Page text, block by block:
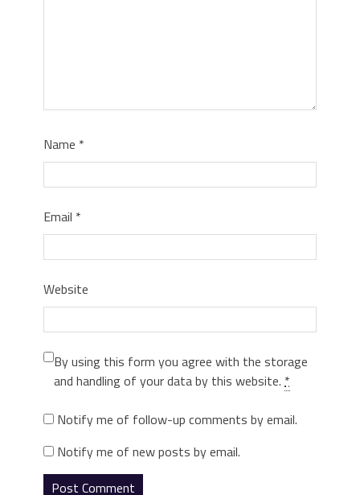
Name *
Email *
Website
By using this form you agree with the storage
and handling of your data by this website. *
Notify me of follow-up comments by email.
Notify me of new posts by email.